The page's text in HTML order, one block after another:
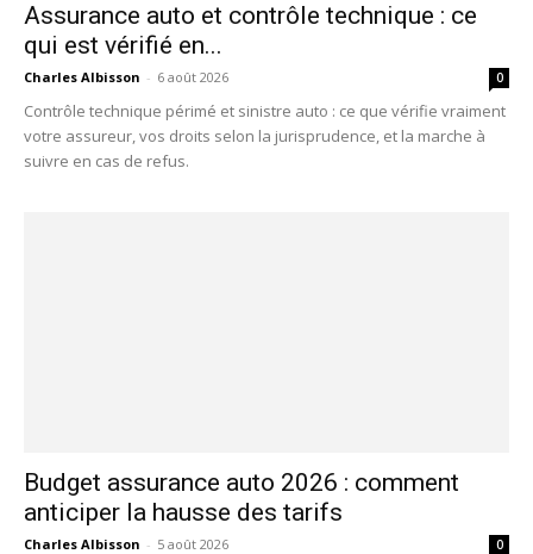
Assurance auto et contrôle technique : ce
qui est vérifié en...
Charles Albisson - 6 août 2026 0
Contrôle technique périmé et sinistre auto : ce que vérifie vraiment
votre assureur, vos droits selon la jurisprudence, et la marche à
suivre en cas de refus.
Budget assurance auto 2026 : comment
anticiper la hausse des tarifs
Charles Albisson - 5 août 2026 0